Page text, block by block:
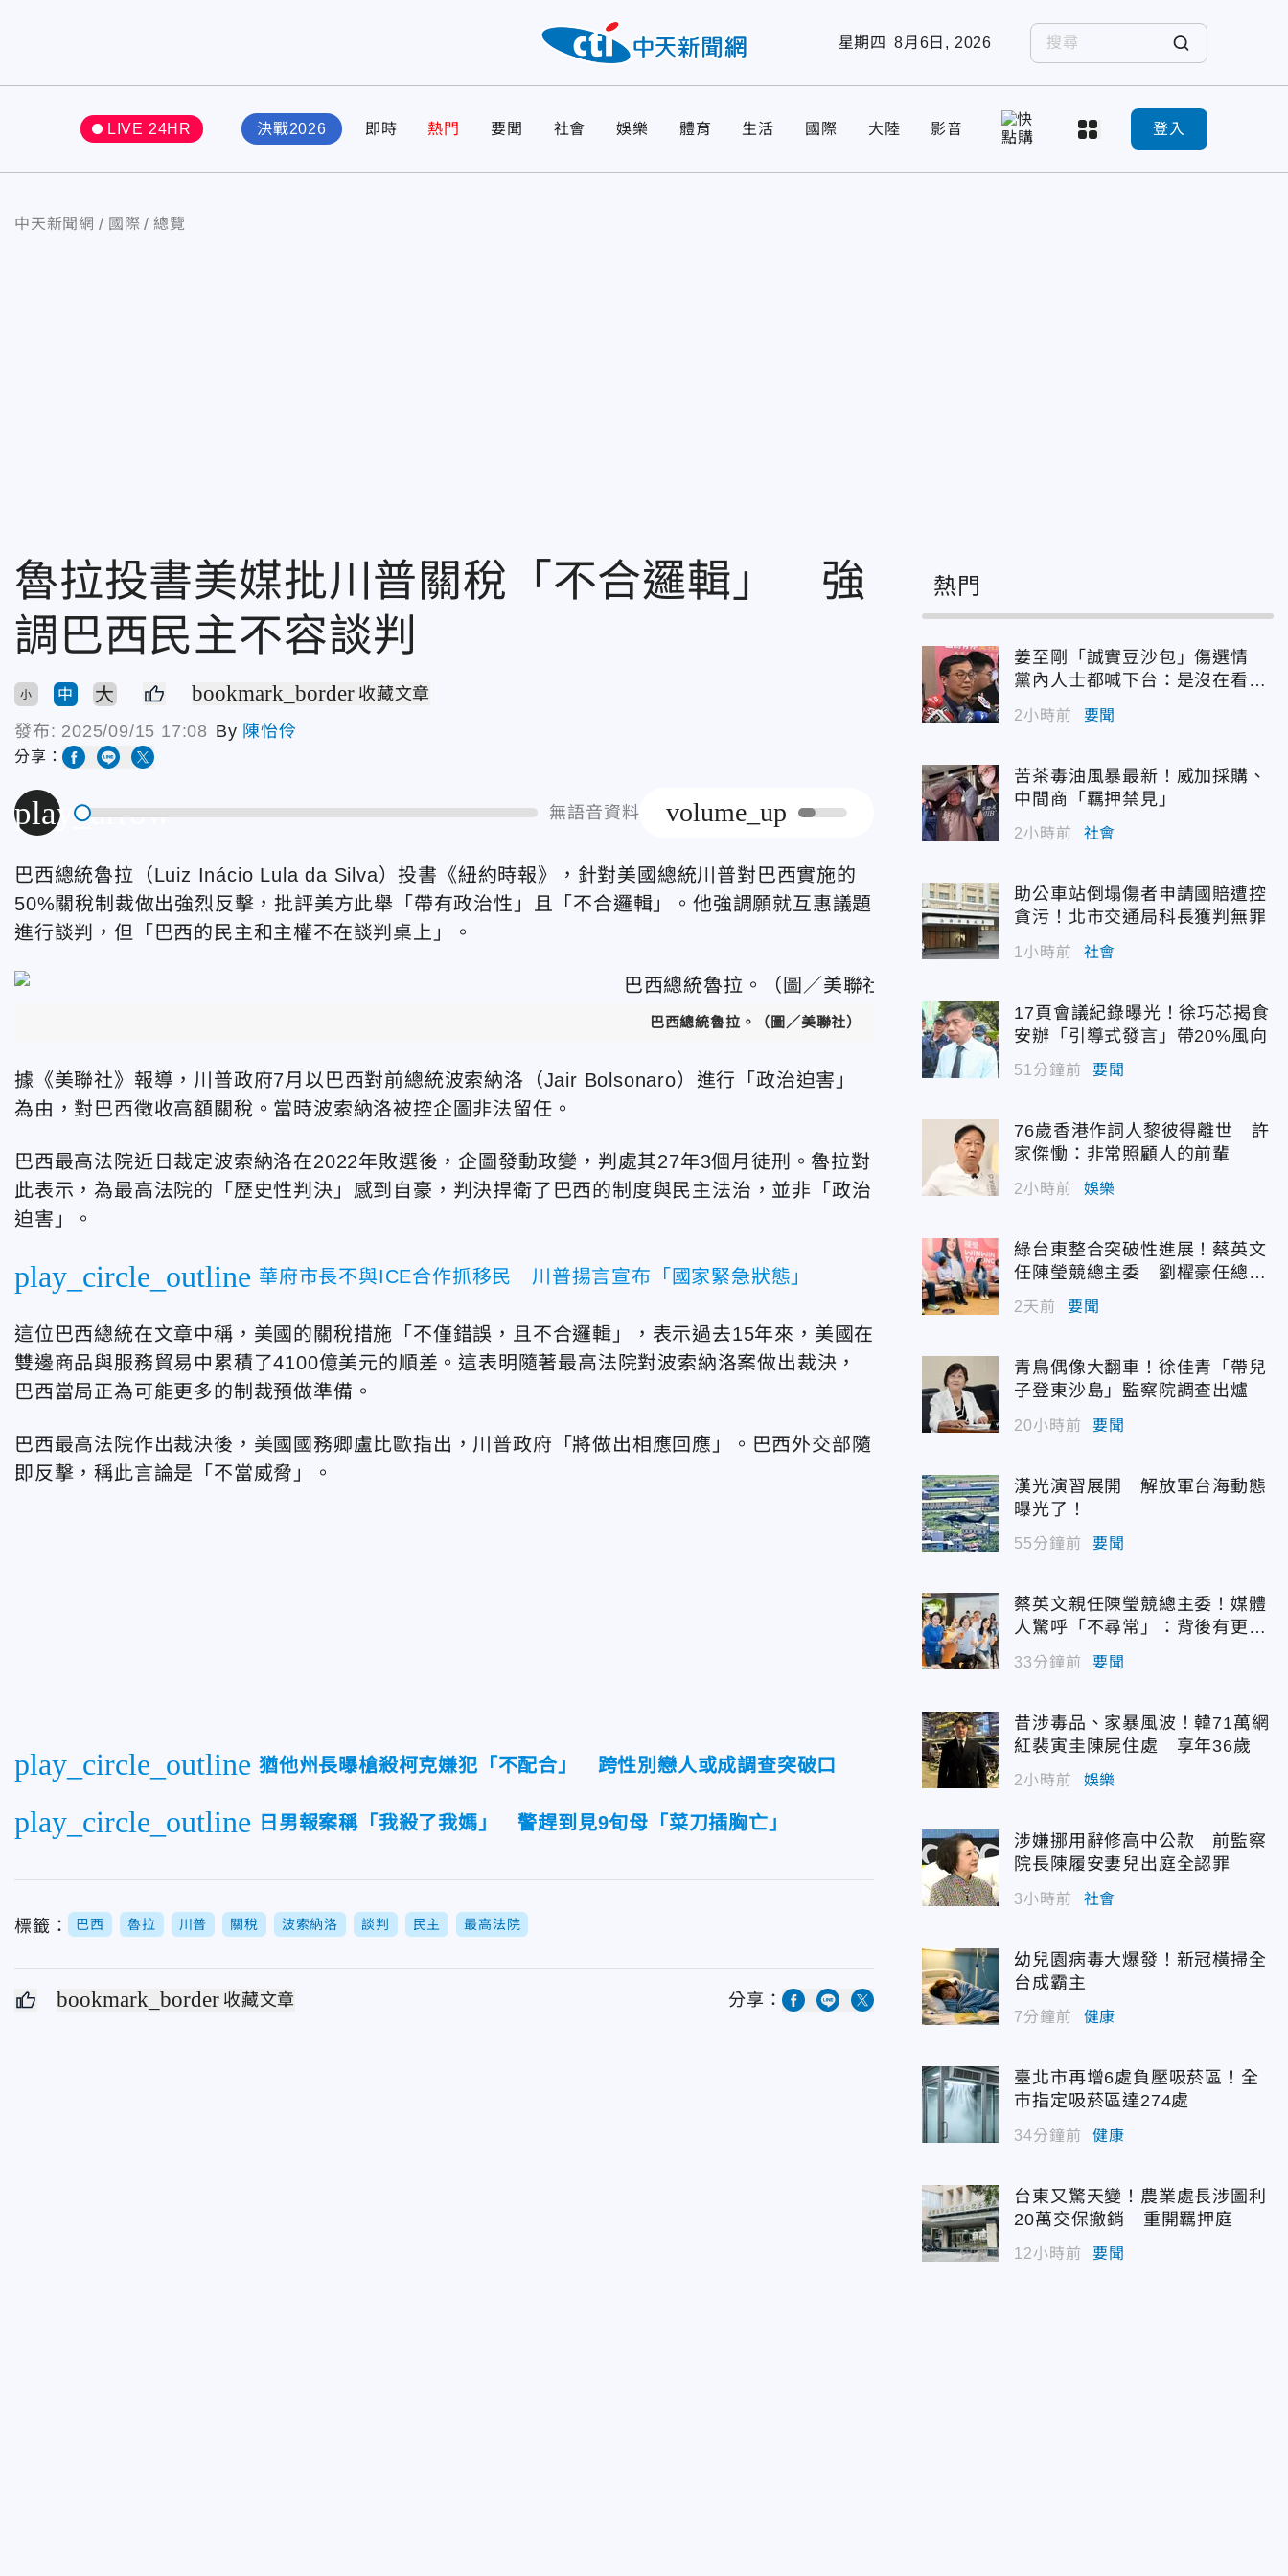
星期四 8月6日, 2026
LIVE 24HR 決戰2026 即時 熱門 要聞 社會 娛樂 體育 生活 國際 大陸 影音 登入
中天新聞網 國際 總覽
魯拉投書美媒批川普關稅「不合邏輯」 強
調巴西民主不容談判
小 中 大 bookmark_border 收藏文章
發布: 2025/09/15 17:08 By 陳怡伶
分享：
play_arrow 無語音資料 volume_up
巴西總統魯拉（Luiz Inácio Lula da Silva）投書《紐約時報》，針對美國總統川普對巴西實施的
50%關稅制裁做出強烈反擊， 批評美方此舉「帶有政治性」且「不合邏輯」。他強調願就互惠議題
進行談判，但「巴西的民主和主權不在談判桌上」。
巴西總統魯拉。（圖／美聯社）
據《美聯社》報導，川普政府7月以巴西對前總統波索納洛（Jair Bolsonaro）進行「政治迫害」
為由，對巴西徵收高額關稅。 當時波索納洛被控企圖非法留任。
巴西最高法院近日裁定波索納洛在2022年敗選後，企圖發動政變，判處其27年3個月徒刑。魯拉對
此表示，為最高法院的「歷史性判決」感到自豪，判決捍衛了巴西的制度與民主法治，並非 「政治
迫害」
。
play_circle_outline 華府市長不與ICE合作抓移民 川普揚言宣布「國家緊急狀態」
這位巴西總統在文章中稱，美國的關稅措施「不僅錯誤，且不合邏輯」，表示過去15年來，美國在
雙邊商品與服務貿易中累積了4100億美元的順差。這表明隨著最高法院對波索納洛案做出裁決，
巴西當局正為可能更多的制裁預做準備。
巴西最高法院作出裁決後， 美國國務卿盧比歐指出，川普政府「將做出相應回應」。巴西外交部隨
即反擊，稱此言論是「不當威脅」。
play_circle_outline 猶他州長曝槍殺柯克嫌犯「不配合」 跨性別戀人或成調查突破口
play_circle_outline 日男報案稱「我殺了我媽」 警趕到見9旬母「菜刀插胸亡」
標籤： 巴西 魯拉 川普 關稅 波索納洛 談判 民主 最高法院
bookmark_border 收藏文章 分享：
熱門
姜至剛「誠實豆沙包」傷選情
黨內人士都喊下台：是沒在看輿
情嗎？
2小時前 要聞
苦茶毒油風暴最新！威加採購、
中間商「羈押禁見」
2小時前 社會
助公車站倒塌傷者申請國賠遭控
貪污！北市交通局科長獲判無罪
1小時前 社會
17頁會議紀錄曝光！徐巧芯揭食
安辦「引導式發言」帶20%風向
51分鐘前 要聞
76歲香港作詞人黎彼得離世 許
家傑慟：非常照顧人的前輩
2小時前 娛樂
綠台東整合突破性進展！蔡英文
任陳瑩競總主委 劉櫂豪任總幹
2天前 要聞
青鳥偶像大翻車！徐佳青「帶兒
子登東沙島」監察院調查出爐
20小時前 要聞
漢光演習展開 解放軍台海動態
曝光了！
55分鐘前 要聞
蔡英文親任陳瑩競總主委！媒體
人驚呼「不尋常」：背後有更大
盤算
33分鐘前 要聞
昔涉毒品、家暴風波！韓71萬網
紅裴寅圭陳屍住處 享年36歲
2小時前 娛樂
涉嫌挪用辭修高中公款 前監察
院長陳履安妻兒出庭全認罪
3小時前 社會
幼兒園病毒大爆發！新冠橫掃全
台成霸主
7分鐘前 健康
臺北市再增6處負壓吸菸區！全
市指定吸菸區達274處
34分鐘前 健康
台東又驚天變！農業處長涉圖利
20萬交保撤銷 重開羈押庭
12小時前 要聞